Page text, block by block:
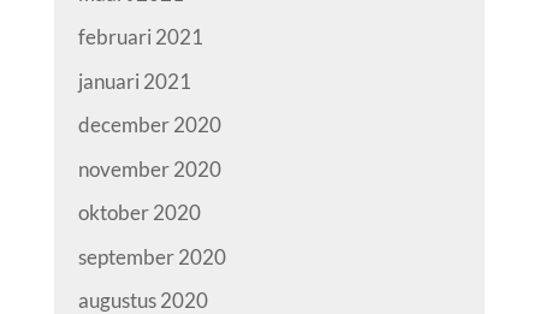
februari 2021
januari 2021
december 2020
november 2020
oktober 2020
september 2020
augustus 2020